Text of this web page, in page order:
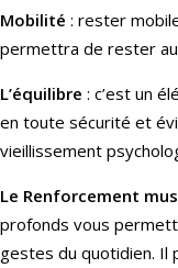
Mobilité : rester
permettra de rester
L’équilibre : c’est un
en toute sécurité et
vieillissement
Le Renforcement
profonds vous
gestes du quotidien. Il